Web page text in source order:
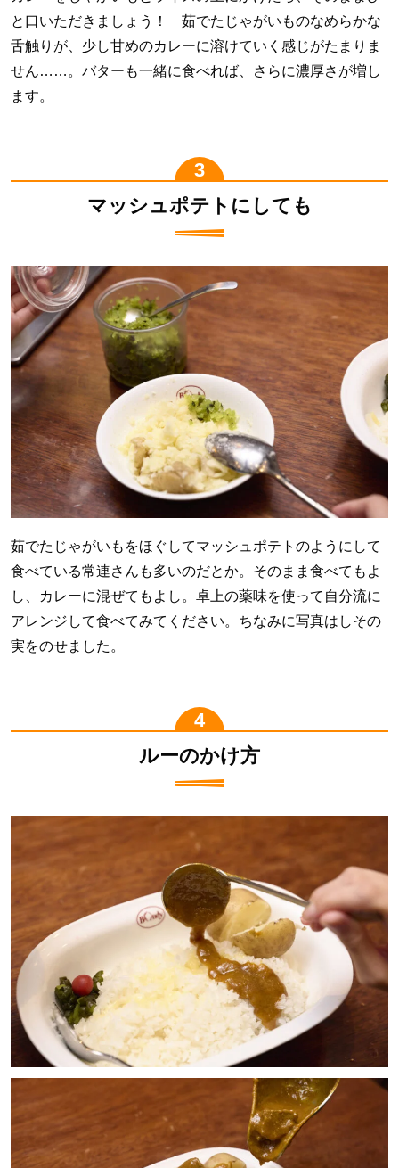
と口いただきましょう！ 茹でたじゃがいものなめらかな
舌触りが、少し甘めのカレーに溶けていく感じがたまりま
せん……。バターも一緒に食べれば、さらに濃厚さが増し
ます。
マッシュポテトにしても
茹でたじゃがいもをほぐしてマッシュポテトのようにして
食べている常連さんも多いのだとか。そのまま食べてもよ
し、カレーに混ぜてもよし。卓上の薬味を使って自分流に
アレンジして食べてみてください。ちなみに写真はしその
実をのせました。
ルーのかけ方